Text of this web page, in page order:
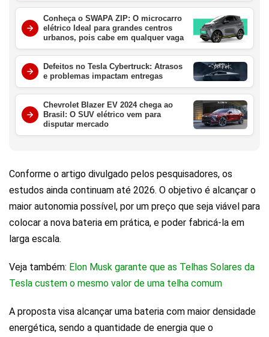
Conheça o SWAPA ZIP: O microcarro
elétrico Ideal para grandes centros
urbanos, pois cabe em qualquer vaga
Defeitos no Tesla Cybertruck: Atrasos
e problemas impactam entregas
Chevrolet Blazer EV 2024 chega ao
Brasil: O SUV elétrico vem para
disputar mercado
Conforme o artigo divulgado pelos pesquisadores, os
estudos ainda continuam até 2026. O objetivo é alcançar o
maior autonomia possível, por um preço que seja viável para
colocar a nova bateria em prática, e poder fabricá-la em
larga escala.
Veja também: Elon Musk garante que as Telhas Solares da
Tesla custem o mesmo valor de uma telha comum
A proposta visa alcançar uma bateria com maior densidade
energética, sendo a quantidade de energia que o